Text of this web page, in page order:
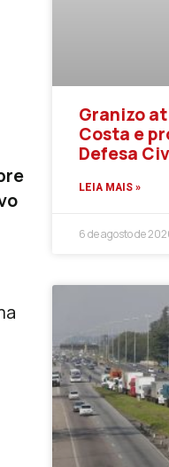
Granizo
Costa e
Defesa
LEIA MAIS »
6 de agosto de